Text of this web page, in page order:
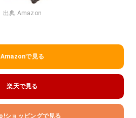
出典:Amazon
Amazonで見る
楽天で見る
ショッピングで見る